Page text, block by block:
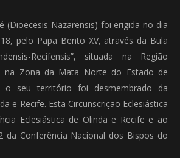
(Dioecesis Nazarensis) foi erigida no dia
pelo Papa Bento XV, através da Bula
Recifensis”, situada na Região
na Zona da Mata Norte do Estado de
o seu território foi desmembrado da
e Recife. Esta Circunscrição Eclesiástica
Eclesiástica de Olinda e Recife e ao
da Conferência Nacional dos Bispos do